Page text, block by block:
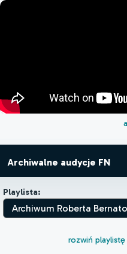
Archiwalne audycje FN
Playlista:
rozwiń playlistę